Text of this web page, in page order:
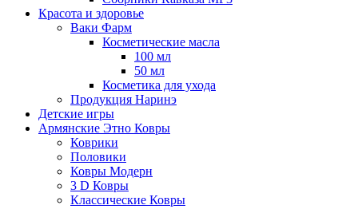
Красота и здоровье
Ваки Фарм
Косметические масла
100 мл
50 мл
Косметика для ухода
Продукция Наринэ
Детские игры
Армянские Этно Ковры
Коврики
Половики
Ковры Модерн
3 D Ковры
Классические Ковры